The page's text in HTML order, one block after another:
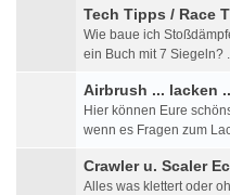
Tech Tipps / Race
Wie baue ich
ein Buch mit 7 Siegeln?
Airbrush ... lacken
Hier können Eure
wenn es Fragen zum
Crawler u. Scaler
Alles was klettert oder